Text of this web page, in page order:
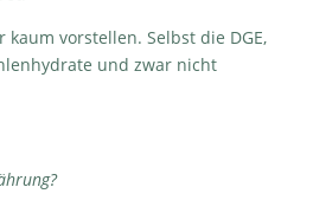
vorstellen. Selbst die DGE,
und zwar nicht